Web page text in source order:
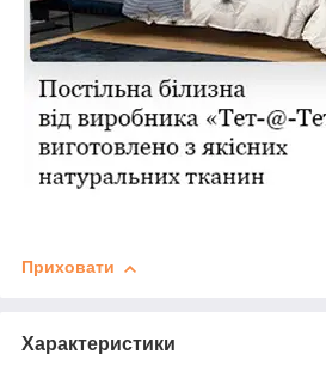
Приховати
Характеристики